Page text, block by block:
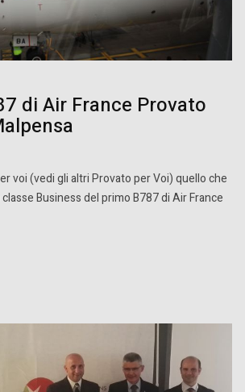
di Air France Provato
voi (vedi gli altri Provato per Voi) quello che
Business del primo B787 di Air France